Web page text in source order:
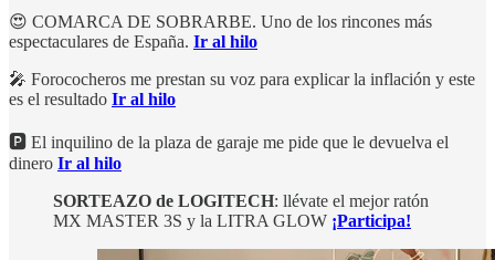
😍 COMARCA DE SOBRARBE. Uno de los rincones más
espectaculares de España. Ir al hilo
🎤 Forococheros me prestan su voz para explicar la inflación y este
es el resultado Ir al hilo
🅿️ El inquilino de la plaza de garaje me pide que le devuelva el
dinero Ir al hilo
SORTEAZO de LOGITECH: llévate el mejor ratón
MX MASTER 3S y la LITRA GLOW ¡Participa!